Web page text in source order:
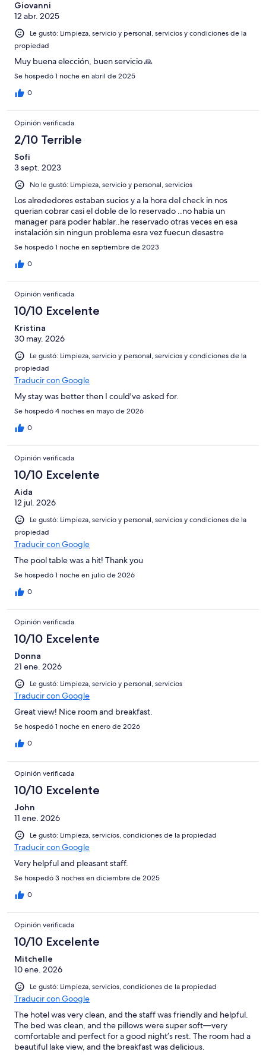
opiniones
de
376
opiniones
Giovanni
12 abr. 2025
Le gustó: Limpieza, servicio y personal, servicios y condiciones de la
propiedad
Muy buena elección, buen servicio 🙏
Se hospedó 1 noche en abril de 2025
0
Opinión verificada
2/10 Terrible
Sofi
3 sept. 2023
No le gustó: Limpieza, servicio y personal, servicios
Los alrededores estaban sucios y a la hora del check in nos
querian cobrar casi el doble de lo reservado ..no habia un
manager para poder hablar..he reservado otras veces en esa
instalación sin ningun problema esra vez fuecun desastre
Se hospedó 1 noche en septiembre de 2023
0
Opinión verificada
10/10 Excelente
Kristina
30 may. 2026
Le gustó: Limpieza, servicio y personal, servicios y condiciones de la
propiedad
Traducir con Google
My stay was better then I could've asked for.
Se hospedó 4 noches en mayo de 2026
0
Opinión verificada
10/10 Excelente
Aida
12 jul. 2026
Le gustó: Limpieza, servicio y personal, servicios y condiciones de la
propiedad
Traducir con Google
The pool table was a hit! Thank you
Se hospedó 1 noche en julio de 2026
0
Opinión verificada
10/10 Excelente
Donna
21 ene. 2026
Le gustó: Limpieza, servicio y personal, servicios
Traducir con Google
Great view! Nice room and breakfast.
Se hospedó 1 noche en enero de 2026
0
Opinión verificada
10/10 Excelente
John
11 ene. 2026
Le gustó: Limpieza, servicios, condiciones de la propiedad
Traducir con Google
Very helpful and pleasant staff.
Se hospedó 3 noches en diciembre de 2025
0
Opinión verificada
10/10 Excelente
Mitchelle
10 ene. 2026
Le gustó: Limpieza, servicios, condiciones de la propiedad
Traducir con Google
The hotel was very clean, and the staff was friendly and helpful.
The bed was clean, and the pillows were super soft—very
comfortable and perfect for a good night’s rest. The room had a
beautiful lake view, and the breakfast was delicious.